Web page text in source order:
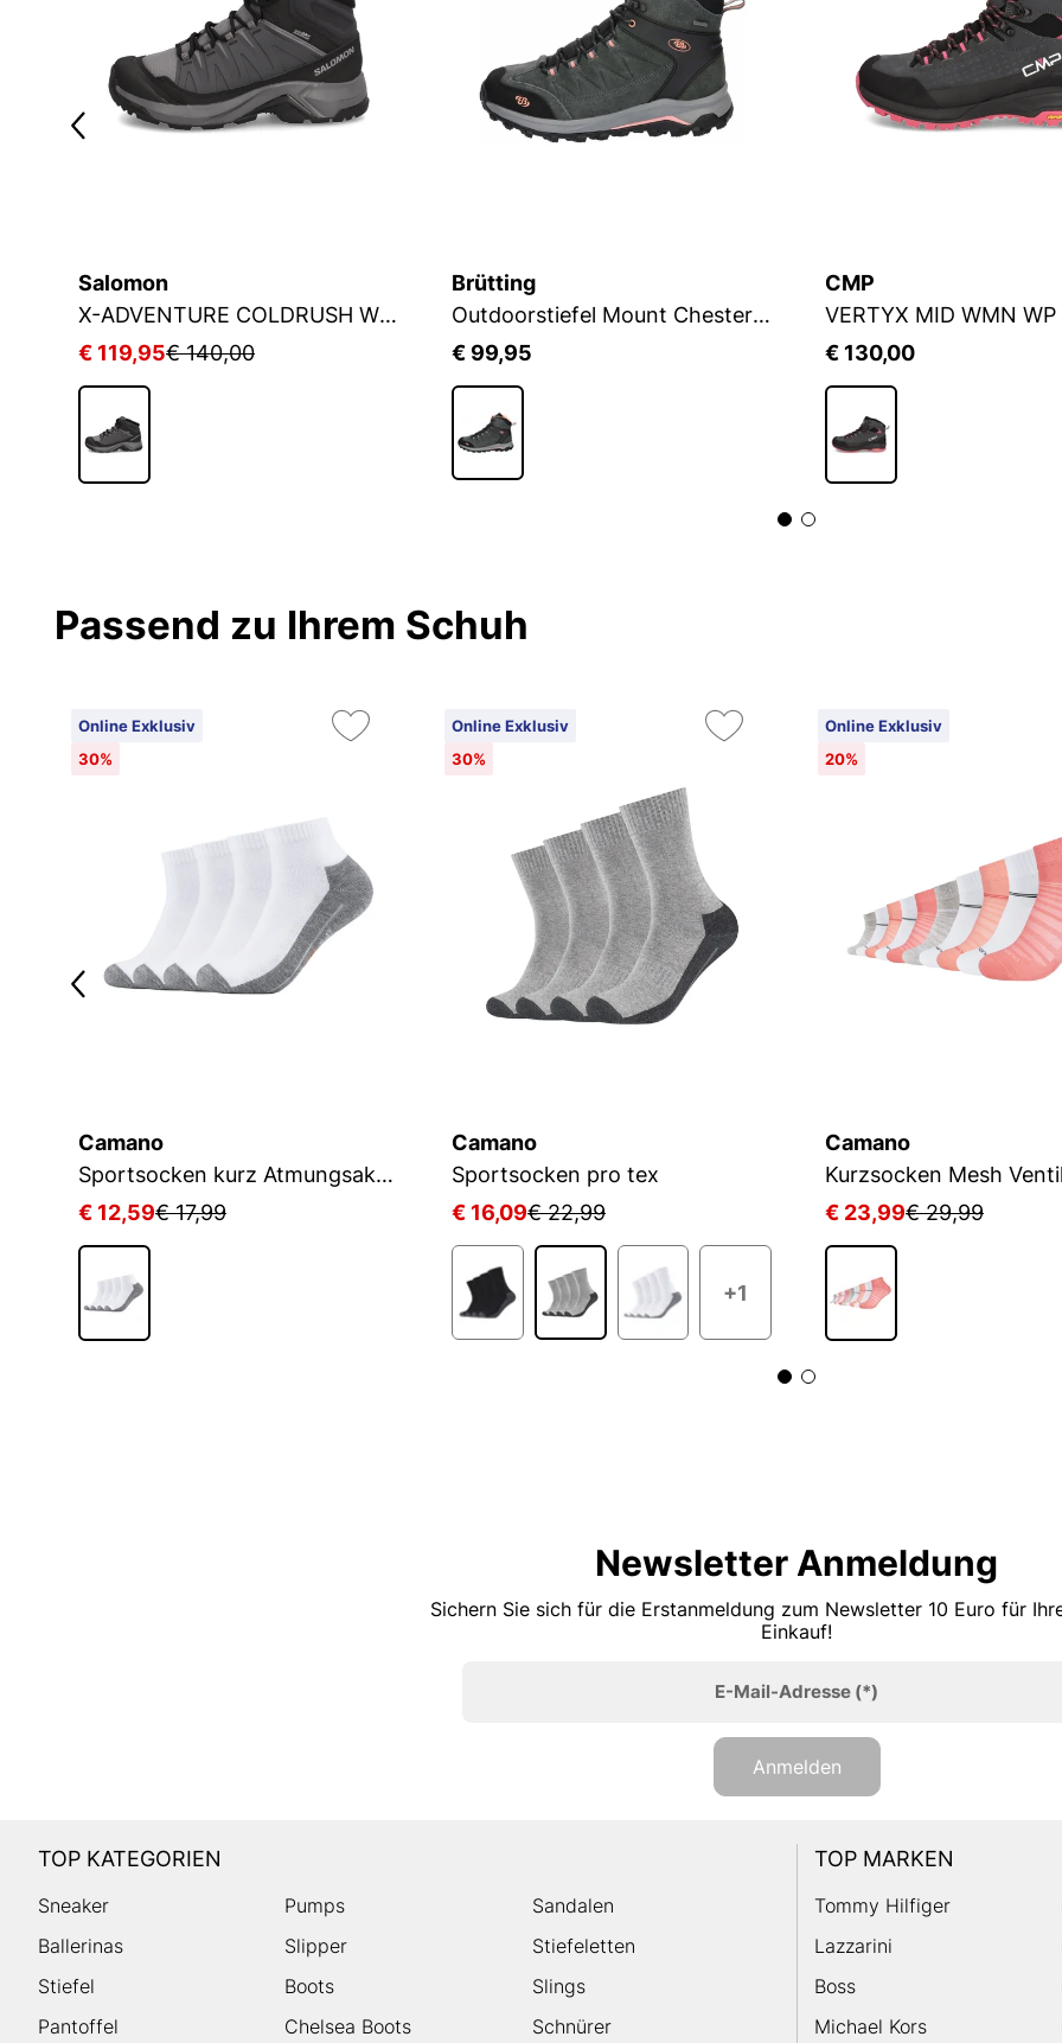
Salomon
X-ADVENTURE COLDRUSH WP W
€ 119,95€ 140,00
Brütting
Outdoorstiefel Mount Chester High
€ 99,95
CMP
VERTYX MID WMN WP
€ 130,00
Passend zu Ihrem Schuh
Online Exklusiv
30%
Camano
Sportsocken kurz Atmungsaktiv Bequem Perfekte Passform Tennissocken Verstärkt Herren und Damen pro tex
€ 12,59€ 17,99
Online Exklusiv
30%
Camano
Sportsocken pro tex
€ 16,09€ 22,99
+1
Online Exklusiv
20%
Camano
Kurzsocken Mesh
€ 23,99€ 29,99
Newsletter Anmeldung
Sichern Sie sich für die Erstanmeldung zum Newsletter 10 Euro für
Einkauf!
E-Mail-Adresse(*)
Anmelden
TOP KATEGORIEN
Sneaker Pumps
Sandalen
Ballerinas
Slipper
Stiefeletten
Stiefel
Boots
Slings
Pantoffel
Chelsea Boots Schnürer
TOP MARKEN
Tommy Hilfiger
Lazzarini
Boss
Michael Kors